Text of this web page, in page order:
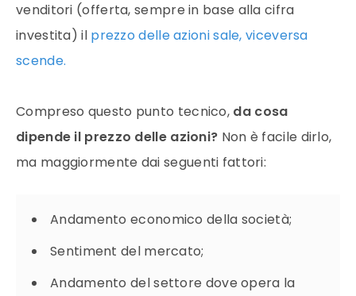
venditori (offerta, sempre in base alla cifra
investita) ilprezzo delle azioni sale, viceversa
scende.
Compreso questo punto tecnico, da cosa
dipende il prezzo delle azioni? Non è facile dirlo,
ma maggiormente dai seguenti fattori:
Andamento economico della società;
Sentiment del mercato;
Andamento del settore dove opera la